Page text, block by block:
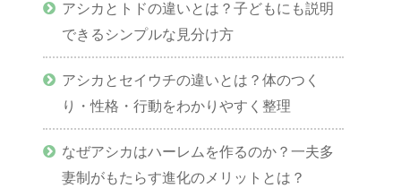
アシカとトドの違いとは？子どもにも説明
できるシンプルな見分け方
アシカとセイウチの違いとは？体のつく
り・性格・行動をわかりやすく整理
なぜアシカはハーレムを作るのか？一夫多
妻制がもたらす進化のメリットとは？